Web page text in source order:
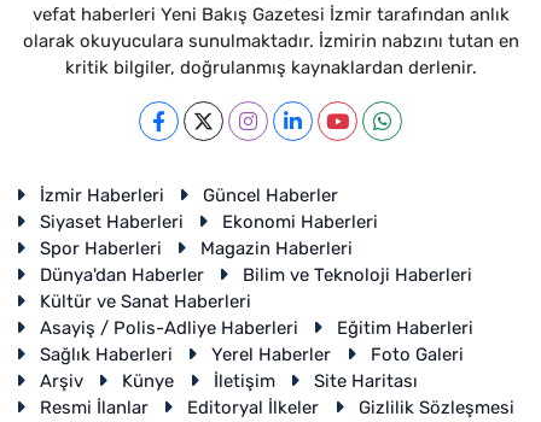
vefat haberleri Yeni Bakış Gazetesi İzmir tarafından anlık
olarak okuyuculara sunulmaktadır. İzmirin nabzını tutan en
kritik bilgiler, doğrulanmış kaynaklardan derlenir.
İzmir Haberleri
Güncel Haberler
Siyaset Haberleri
Ekonomi Haberleri
Spor Haberleri
Magazin Haberleri
Dünya'dan Haberler
Bilim ve Teknoloji Haberleri
Kültür ve Sanat Haberleri
Asayiş / Polis-Adliye Haberleri
Eğitim Haberleri
Sağlık Haberleri
Yerel Haberler
Foto Galeri
Arşiv
Künye İletişim
Site Haritası
Resmi İlanlar
Editoryal İlkeler Gizlilik Sözleşmesi